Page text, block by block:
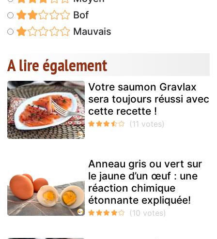
Bof
Mauvais
A lire également
Votre saumon Gravlax
sera toujours réussi avec
cette recette !
Anneau gris ou vert sur
le jaune d’un œuf : une
réaction chimique
étonnante expliquée!